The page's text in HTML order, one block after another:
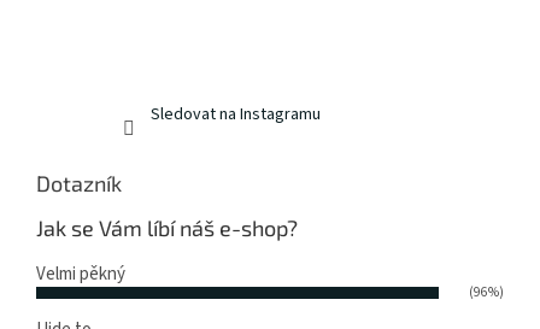
Sledovat na Instagramu
Dotazník
Jak se Vám líbí náš e-shop?
Velmi pěkný
(96%)